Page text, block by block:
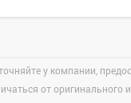
у компании,
от оригинального